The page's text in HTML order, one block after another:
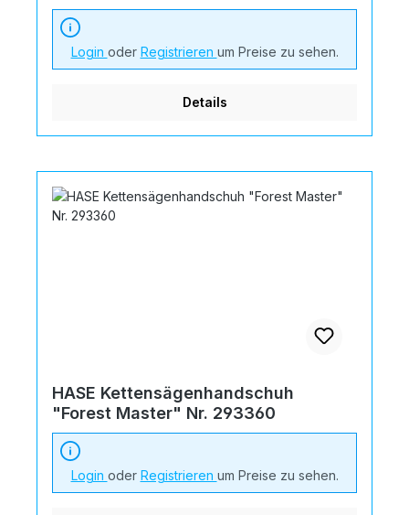
Login oder Registrieren um Preise zu sehen.
Details
HASE Kettensägenhandschuh
"Forest Master" Nr. 293360
Login oder Registrieren um Preise zu sehen.